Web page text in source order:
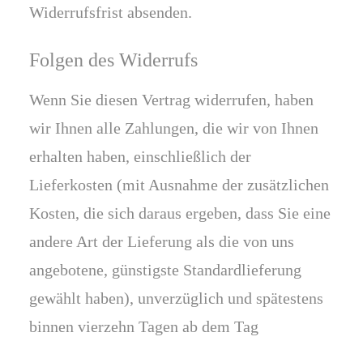
Widerrufsfrist absenden.
Folgen des Widerrufs
Wenn Sie diesen Vertrag widerrufen, haben
wir Ihnen alle Zahlungen, die wir von Ihnen
erhalten haben, einschließlich der
Lieferkosten (mit Ausnahme der zusätzlichen
Kosten, die sich daraus ergeben, dass Sie eine
andere Art der Lieferung als die von uns
angebotene, günstigste Standardlieferung
gewählt haben), unverzüglich und spätestens
binnen vierzehn Tagen ab dem Tag